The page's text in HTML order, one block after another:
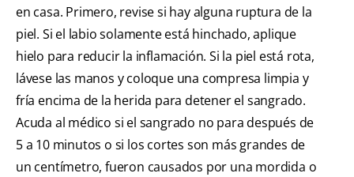
en casa. Primero, revise si hay alguna ruptura de la
piel. Si el labio solamente está hinchado, aplique
hielo para reducir la inflamación. Si la piel está rota,
lávese las manos y coloque una compresa limpia y
fría encima de la herida para detener el sangrado.
Acuda al médico si el sangrado no para después de
5 a 10 minutos o si los cortes son más grandes de
un centímetro, fueron causados por una mordida o